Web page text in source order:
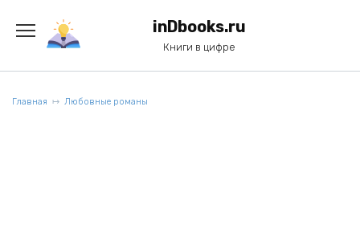
содержанию
inDbooks.ru
Книги в цифре
Главная Любовные романы